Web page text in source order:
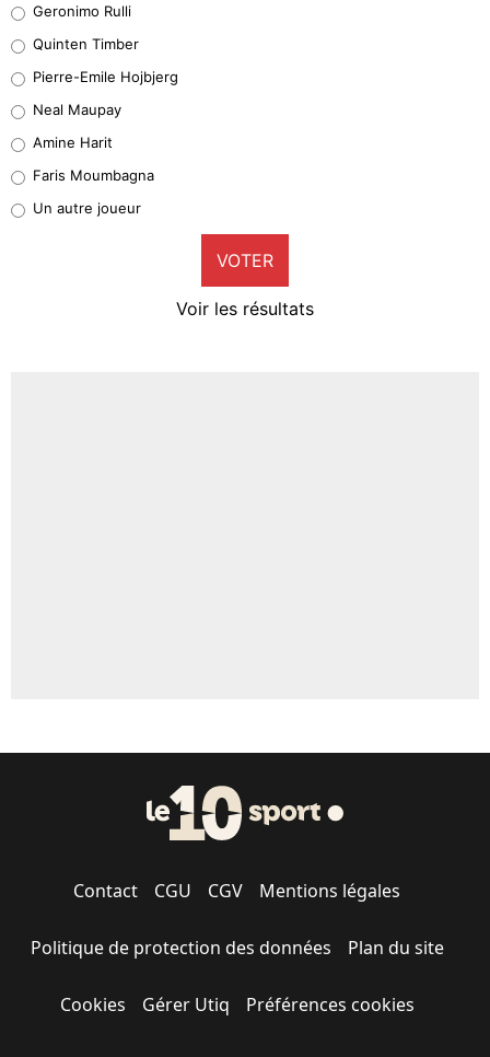
32%
5%
1%
9%
Geronimo Rulli
Quinten Timber
Pierre-Emile Hojbjerg
Neal Maupay
Amine Harit
Faris Moumbagna
Un autre joueur
VOTER
Voir les résultats
Contact CGU CGV Mentions légales
Politique de protection des données Plan du site
Cookies Gérer Utiq Préférences cookies